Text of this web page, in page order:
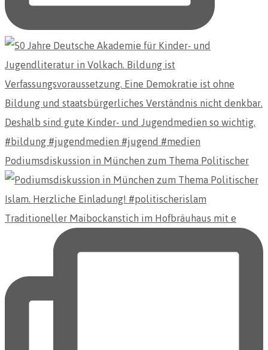
Podiumsdiskussion in München zum Thema Politischer
Traditioneller Maibockanstich im Hofbräuhaus mit e